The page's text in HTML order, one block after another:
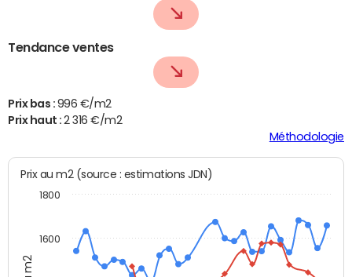
Tendance ventes
Prix bas : 996 €/m2
Prix haut :2 316 €/m2
Méthodologie
Prix au m2 (source : estimations JDN)
1600
1800